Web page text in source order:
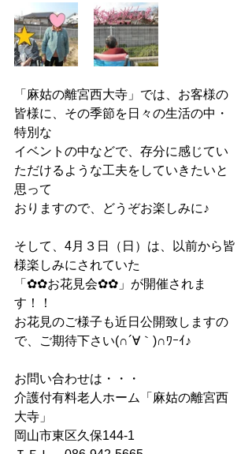
「麻姑の離宮西大寺」では、お客様の
皆様に、その季節を日々の生活の中・
特別な
イベントの中などで、存分に感じてい
ただけるような工夫をしていきたいと
思って
おりますので、どうぞお楽しみに♪
そして、4月３日（日）は、以前から皆
様楽しみにされていた
「✿✿お花見会✿✿」が開催されま
す！！
お花見のご様子も近日公開致しますの
で、ご期待下さい(∩´∀｀)∩ﾜｰｲ♪
お問い合わせは・・・
介護付有料老人ホーム「麻姑の離宮西
大寺」
岡山市東区久保144-1